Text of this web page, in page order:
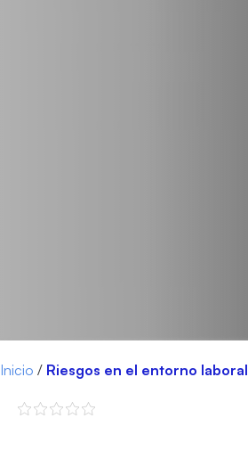
Inicio / Riesgos en el entorno laboral